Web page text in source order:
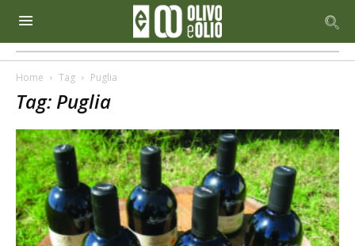
Home Tag Puglia
Tag: Puglia